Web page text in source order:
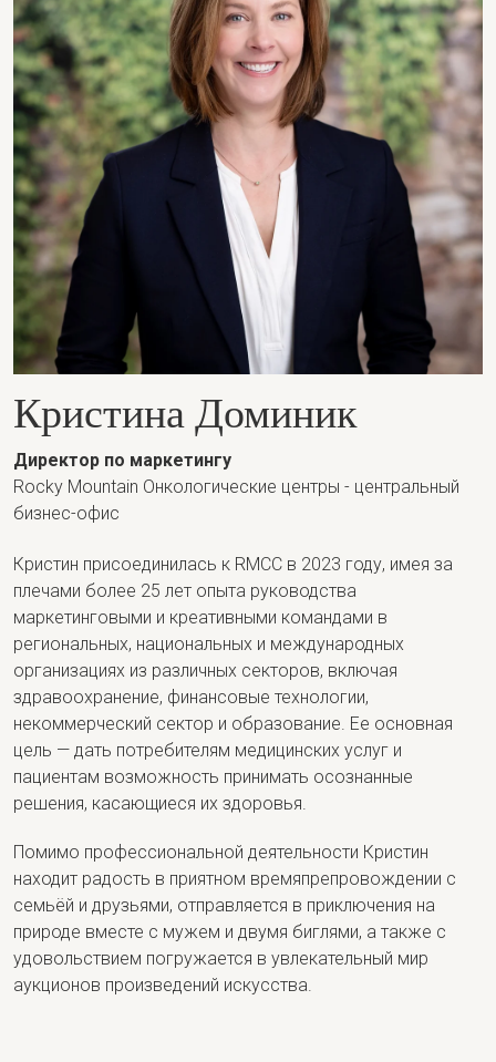
Кристина Доминик
Директор по маркетингу
Rocky Mountain Онкологические центры - центральный
бизнес-офис
Кристин присоединилась к RMCC в 2023 году, имея за
плечами более 25 лет опыта руководства
маркетинговыми и креативными командами в
региональных, национальных и международных
организациях из различных секторов, включая
здравоохранение, финансовые технологии,
некоммерческий сектор и образование. Ее основная
цель — дать потребителям медицинских услуг и
пациентам возможность принимать осознанные
решения, касающиеся их здоровья.
Помимо профессиональной деятельности Кристин
находит радость в приятном времяпрепровождении с
семьёй и друзьями, отправляется в приключения на
природе вместе с мужем и двумя биглями, а также с
удовольствием погружается в увлекательный мир
аукционов произведений искусства.